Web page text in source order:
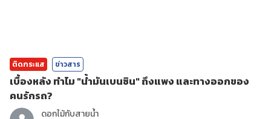
ติดกระแส ข่าวสาร
เบื้องหลัง ทำไม "น้ำมันเบนซิน" ถึงแพง และทางออกของ
คนรักรถ?
ดอกไม้กับสายน้ำ